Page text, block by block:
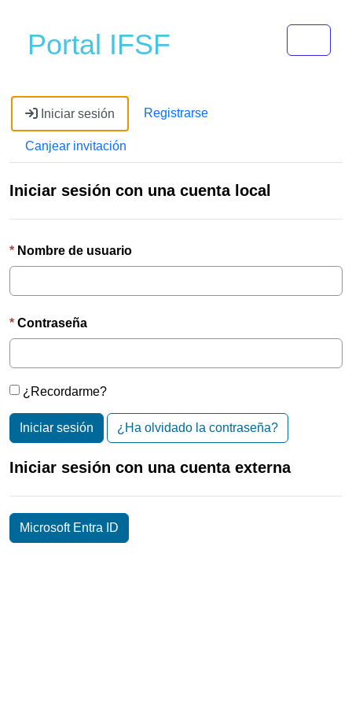
Portal IFSF
Iniciar sesión Registrarse
Canjear invitación
Iniciar sesión con una cuenta local
Nombre de usuario
Contraseña
¿Recordarme?
Iniciar sesión ¿Ha olvidado la contraseña?
Iniciar sesión con una cuenta externa
Microsoft Entra ID